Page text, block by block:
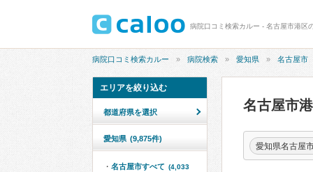
病院口コミ検索カルー - 名古屋市港区
病院口コミ検索カルー 病院検索 愛知県 名古屋市
名古屋市
愛知県名古屋
エリアを絞り込む
都道府県を選択
愛知県 (9,875件)
名古屋市すべて (4,033